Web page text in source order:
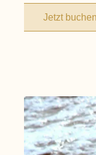
Jetzt buchen